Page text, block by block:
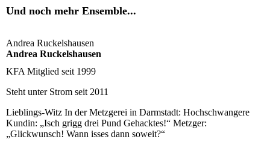
Und noch mehr Ensemble...
Andrea Ruckelshausen
Andrea Ruckelshausen
KFA Mitglied seit 1999
Steht unter Strom seit 2011
Lieblings-Witz In der Metzgerei in Darmstadt: Hochschwangere
Kundin: „Isch grigg drei Pund Gehacktes!“ Metzger:
„Glickwunsch! Wann isses dann soweit?“